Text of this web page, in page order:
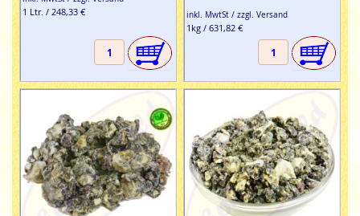
1 Ltr. / 248,33 € inkl. MwtSt / zzgl. Versand
1kg / 631,82 €